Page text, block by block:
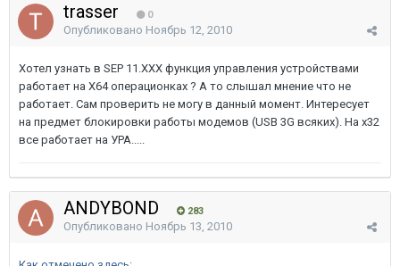
trasser 0
Опубликовано Ноябрь 12, 2010
Хотел узнать в SEP 11.ХХХ функция управления устройствами
работает на Х64 операционках ? А то слышал мнение что не
работает. Сам проверить не могу в данный момент. Интересует
на предмет блокировки работы модемов (USB 3G всяких). На х32
все работает на УРА.....
ANDYBOND 283
Опубликовано Ноябрь 13, 2010